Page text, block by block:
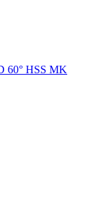
60° HSS MK